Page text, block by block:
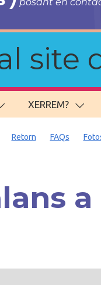
site
XERREM?
Retorn FAQs
a